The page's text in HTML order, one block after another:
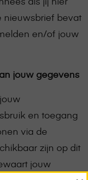
nieuwsbrief bevat
en/of jouw
jouw gegevens
en toegang
via de
zijn op dit
jouw